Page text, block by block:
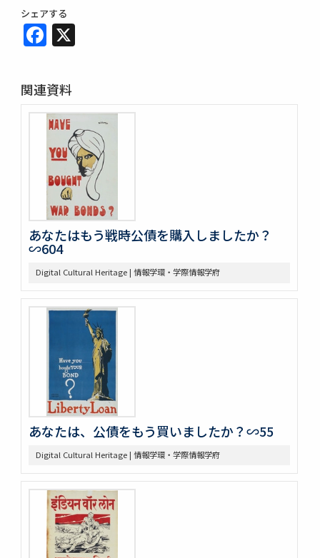
シェアする
Facebook
関連資料
あなたはもう戦時公債を購入しましたか？
∽604
Digital Cultural Heritage | 情報学環・学際情報学府
あなたは、公債をもう買いましたか？∽55
Digital Cultural Heritage | 情報学環・学際情報学府